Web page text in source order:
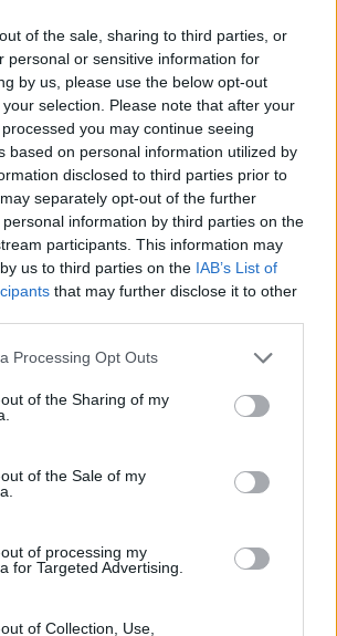
of the sale, sharing to third parties, or
personal or sensitive information for
by us, please use the below opt-out
selection. Please note that after your
you may continue seeing
based on personal information utilized by
disclosed to third parties prior to
separately opt-out of the further
information by third parties on the
participants. This information may
us to third parties on the IAB’s List of
that may further disclose it to other
website/app uses one or more Google
visit or usage behaviour. You may click to
to Google and its third-party tags to
specified purposes in below Google
Processing Opt Outs
of the Sharing of my
of the Sale of my
of processing my
for Targeted Advertising.
of Collection, Use,
την εντύπωση ότι έχει
δευτερόλεπτα στο τιμόνι ενώ
οδηγούς έχει εμπλακεί-ή παραλίγο
εξαιτίας της υπνηλίας.
υπνηλία μπορεί να οδηγήσει σε
και μείωση των
. Ακόμη και αν χάσουμε τη